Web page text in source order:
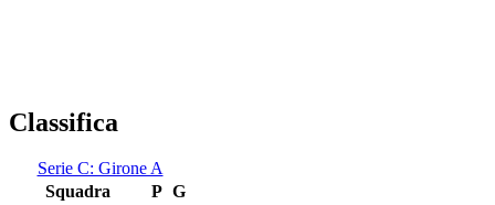
Classifica
Serie C: Girone A
Squadra
P G